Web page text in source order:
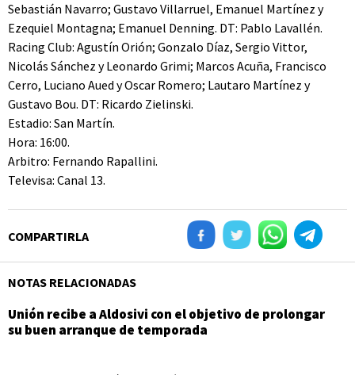
Sebastián Navarro; Gustavo Villarruel, Emanuel Martínez y
Ezequiel Montagna; Emanuel Denning. DT: Pablo Lavallén.
Racing Club: Agustín Orión; Gonzalo Díaz, Sergio Vittor,
Nicolás Sánchez y Leonardo Grimi; Marcos Acuña, Francisco
Cerro, Luciano Aued y Oscar Romero; Lautaro Martínez y
Gustavo Bou. DT: Ricardo Zielinski.
Estadio: San Martín.
Hora: 16:00.
Arbitro: Fernando Rapallini.
Televisa: Canal 13.
COMPARTIRLA
NOTAS RELACIONADAS
Unión recibe a Aldosivi con el objetivo de prolongar
su buen arranque de temporada